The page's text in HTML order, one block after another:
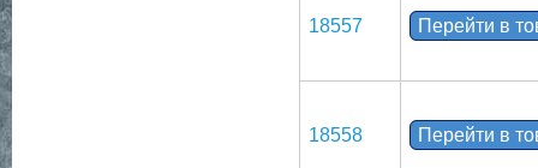
18557 Перейти в
18558 Перейти в